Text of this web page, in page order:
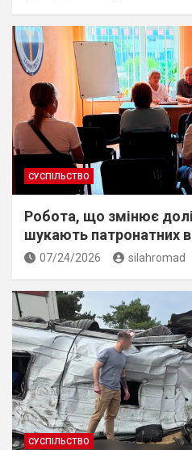
СУСПІЛЬСТВО
Робота, що змінює
шукають патронатних
07/24/2026 silahromad
СУСПІЛЬСТВО